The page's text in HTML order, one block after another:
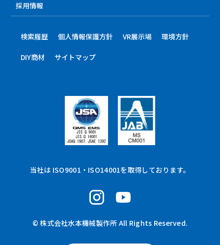
採用情報
検索履歴 個人情報保護方針 VR展示場 環境方針
DIY商材 サイトマップ
当社は ISO9001・ISO14001を取得しております。
© 株式会社水本機械製作所 All Rights Reserved.